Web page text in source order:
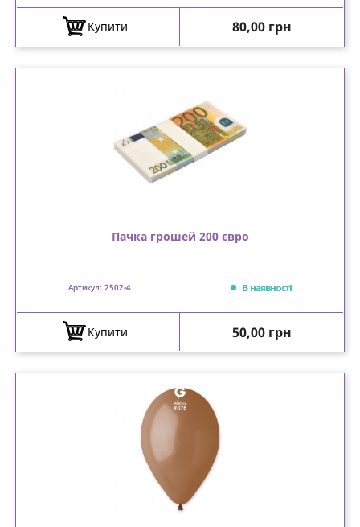
Купити Ціна
80,00 грн
Пачка грошей 200 євро
Артикул: 2502-4 В наявності
Купити Ціна
50,00 грн